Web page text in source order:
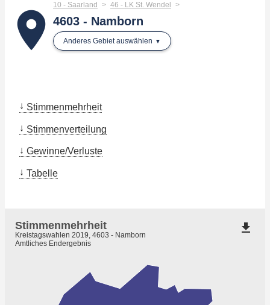
place
10 - Saarland 46 - LK St. Wendel
4603 - Namborn
Anderes Gebiet auswählen
Stimmenmehrheit
Stimmenverteilung
Gewinne/Verluste
Tabelle
Stimmenmehrheit
Kreistagswahlen 2019, 4603 - Namborn
Amtliches Endergebnis
file_download